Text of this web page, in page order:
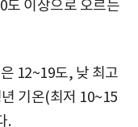
도 이상으로 오르는
12~19도, 낮 최고
기온(최저 10~15
.